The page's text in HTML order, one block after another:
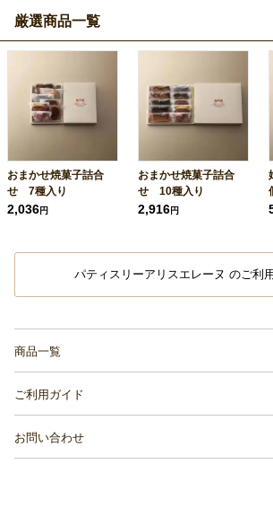
厳選商品一覧
おまかせ焼菓子詰合
せ 7種入り
2,036円
おまかせ焼菓子詰合
せ 10種入り
2,916円
パティスリーアリスエレーヌ のご利
商品一覧
ご利用ガイド
お問い合わせ